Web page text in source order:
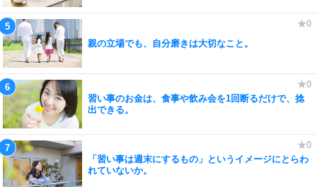
親の立場でも、自分磨きは大切なこと。
習い事のお金は、食事や飲み会を1回断るだけで、捻
出できる。
「習い事は週末にするもの」というイメージにとらわ
れていないか。